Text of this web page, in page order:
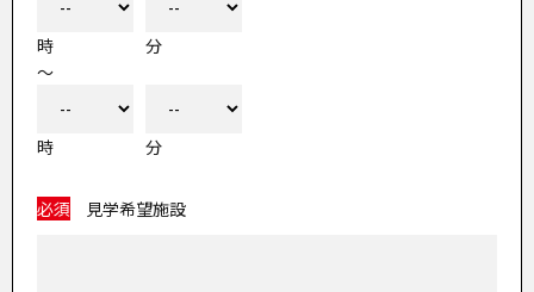
時
分
～
時 分
必須 見学希望施設